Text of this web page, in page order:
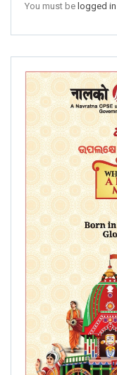
You must be logged in